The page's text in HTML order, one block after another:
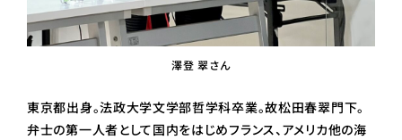
澤登 翠さん
東京都出身。法政大学文学部哲学科卒業。故松田春翠門下。
弁士の第一人者として国内をはじめフランス、アメリカ他の海